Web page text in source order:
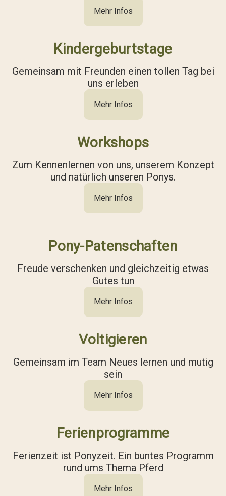
Mehr Infos
Kindergeburtstage
Gemeinsam mit Freunden einen tollen Tag bei
uns erleben
Mehr Infos
Workshops
Zum Kennenlernen von uns, unserem Konzept
und natürlich unseren Ponys.
Mehr Infos
Pony-Patenschaften
Freude verschenken und gleichzeitig etwas
Gutes tun
Mehr Infos
Voltigieren
Gemeinsam im Team Neues lernen und mutig
sein
Mehr Infos
Ferienprogramme
Ferienzeit ist Ponyzeit. Ein buntes Programm
rund ums Thema Pferd
Mehr Infos